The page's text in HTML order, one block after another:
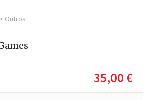
Outros
35,00 €